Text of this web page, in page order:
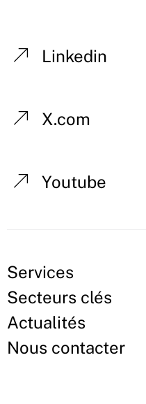
Linkedin
X.com
Youtube
Services
Secteurs clés
Actualités
Nous contacter